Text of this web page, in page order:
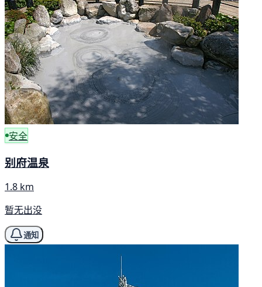
安全
别府温泉
1.8 km
暂无出没
通知